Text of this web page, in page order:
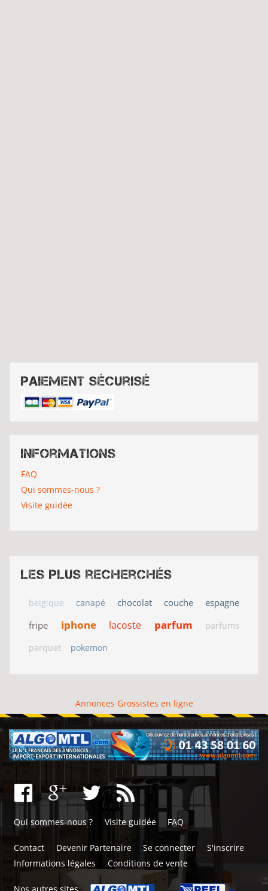
Paiement sécurisé
Informations
FAQ
Qui sommes-nous ?
Visite guidée
Les plus recherchés
belgique canapé chocolat couche
espagne
fripe
iphone lacoste parfum
parfums
parquet
pokemon
Annonces Grossistes en ligne
Qui sommes-nous ? Visite guidée FAQ
Contact Devenir Partenaire Se connecter
S'inscrire
Informations légales
Conditions de vente
Nos autres sites